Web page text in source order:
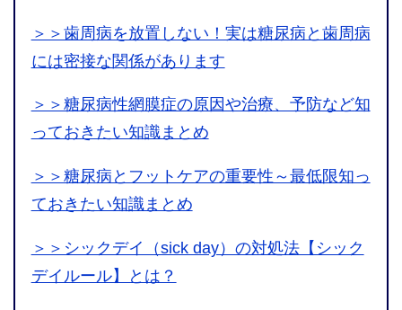
＞＞歯周病を放置しない！実は糖尿病と歯周病
には密接な関係があります
＞＞糖尿病性網膜症の原因や治療、予防など知
っておきたい知識まとめ
＞＞糖尿病とフットケアの重要性～最低限知っ
ておきたい知識まとめ
＞＞シックデイ（sick day）の対処法【シック
デイルール】とは？